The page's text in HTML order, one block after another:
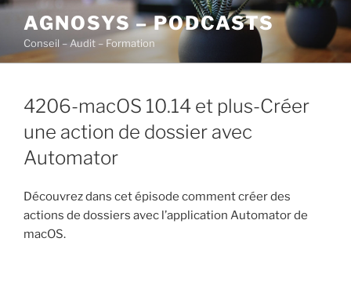
Aller
contenu
principal
AGNOSYS – PODCASTS
Conseil – Audit – Formation
4206-macOS 10.14 et plus-Créer
une action de dossier avec
Automator
Découvrez dans cet épisode comment créer des
actions de dossiers avec l’application Automator de
macOS.